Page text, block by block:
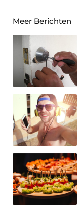
Meer Berichten